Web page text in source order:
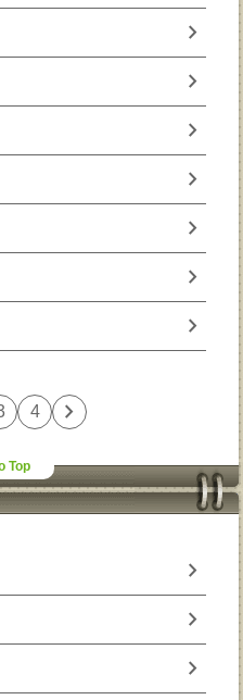
chevron_right
chevron_right
chevron_right
chevron_right
chevron_right
chevron_right
chevron_right
4 chevron_right
Top
chevron_right
chevron_right
chevron_right